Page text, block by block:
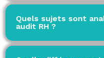
Quels sujets sont
audit RH ?